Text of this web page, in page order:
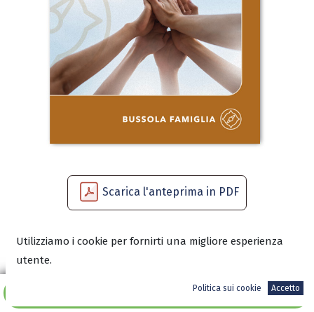
Aggiungi al carrello
Scarica l'anteprima in PDF
4,90€
Utilizziamo i cookie per fornirti una migliore esperienza
utente.
Politica sui cookie Accetto